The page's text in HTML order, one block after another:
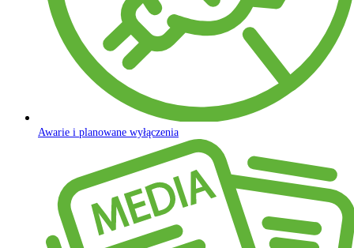
Awarie i planowane wyłączenia